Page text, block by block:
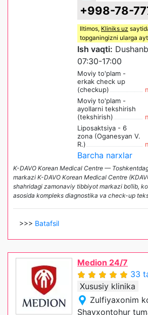
+998-78-
Iltimos, Kliniks uz
topganingizni ularga
Ish vaqti:
07:30-17:00
Moviy to'plam -
erkak check up
(checkup)
Moviy to'plam -
ayollarni tekshirish
(tekshirish)
Liposaktsiya - 6
zona (Oganesyan V.
R.)
Barcha narxlar
K-DAVO Korean Medical Centre —
markazi K-DAVO Korean Medical Centre
shahridagi zamonaviy tibbiyot markazi bo‘lib,
asosida kompleks diagnostika va check-up
>>> Batafsil
Medion 24/7
33
Xususiy klinika
Zulfiyaxonim
Shayxontohur